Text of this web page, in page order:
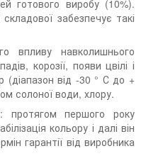
готового виробу (10%).
забезпечує такі
впливу навколишнього
корозії, появи цвілі і
(діапазон від -30 ° С до +
солоної води, хлору.
протягом першого року
кольору і далі він
гарантії від виробника